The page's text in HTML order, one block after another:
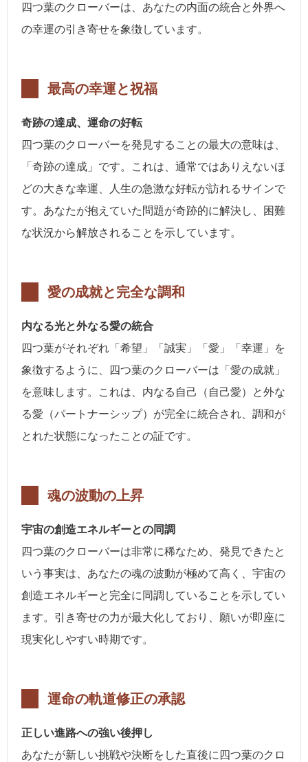
四つ葉のクローバーは、あなたの内面の統合と外界へ
の幸運の引き寄せを象徴しています。
最高の幸運と祝福
奇跡の達成、運命の好転
四つ葉のクローバーを発見することの最大の意味は、
「奇跡の達成」です。これは、通常ではありえないほ
どの大きな幸運、人生の急激な好転が訪れるサインで
す。あなたが抱えていた問題が奇跡的に解決し、困難
な状況から解放されることを示しています。
愛の成就と完全な調和
内なる光と外なる愛の統合
四つ葉がそれぞれ「希望」「誠実」「愛」「幸運」を
象徴するように、四つ葉のクローバーは「愛の成就」
を意味します。これは、内なる自己（自己愛）と外な
る愛（パートナーシップ）が完全に統合され、調和が
とれた状態になったことの証です。
魂の波動の上昇
宇宙の創造エネルギーとの同調
四つ葉のクローバーは非常に稀なため、発見できたと
いう事実は、あなたの魂の波動が極めて高く、宇宙の
創造エネルギーと完全に同調していることを示してい
ます。引き寄せの力が最大化しており、願いが即座に
現実化しやすい時期です。
運命の軌道修正の承認
正しい進路への強い後押し
あなたが新しい挑戦や決断をした直後に四つ葉のクロ